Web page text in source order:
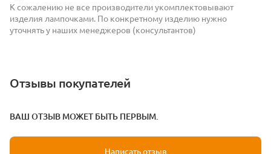
К сожалению не все производители укомплектовывают
изделия лампочками. По конкретному изделию нужно
уточнять у наших менеджеров (консультантов)
Отзывы покупателей
ВАШ ОТЗЫВ МОЖЕТ БЫТЬ ПЕРВЫМ.
Написать отзыв